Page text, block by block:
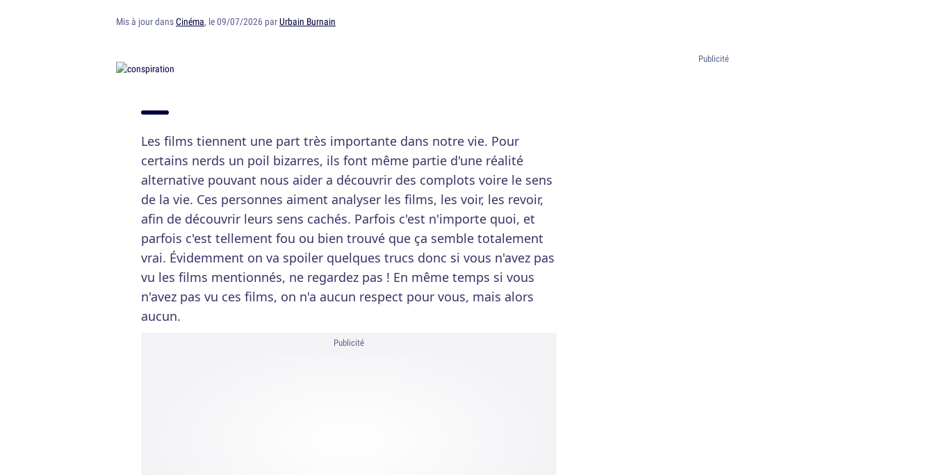
Mis à jour dansCinéma, le 09/07/2026 parUrbain Burnain
Les films tiennent une part très importante dans notre vie. Pour
certains nerds un poil bizarres, ils font même partie d'une réalité
alternative pouvant nous aider a découvrir des complots voire le sens
de la vie. Ces personnes aiment analyser les films, les voir, les revoir,
afin de découvrir leurs sens cachés. Parfois c'est n'importe quoi, et
parfois c'est tellement fou ou bien trouvé que ça semble totalement
vrai. Évidemment on va spoiler quelques trucs donc si vous n'avez pas
vu les films mentionnés, ne regardez pas ! En même temps si vous
n'avez pas vu ces films, on n'a aucun respect pour vous, mais alors
aucun.
Publicité